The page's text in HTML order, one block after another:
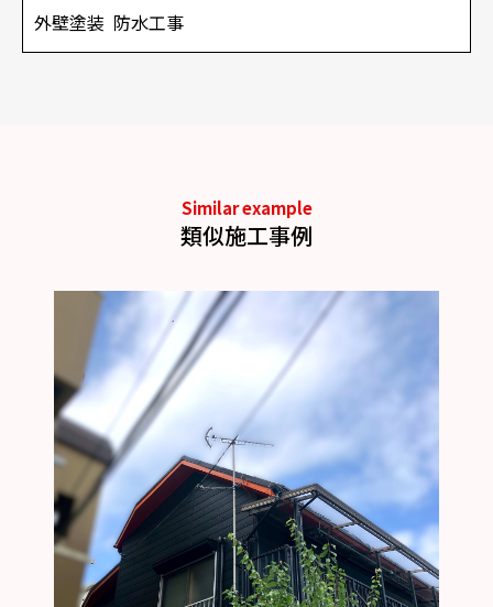
外壁塗装 防水工事
Similar example
類似施工事例